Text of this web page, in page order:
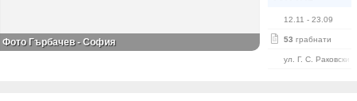
12.11 - 23.09
53 грабнати
ул. Г. С. Раковски
Фото Гърбачев - София